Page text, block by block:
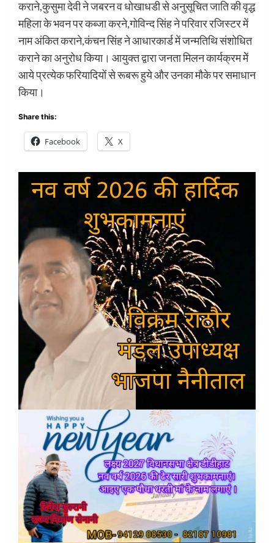
कराने,कुसुमा देवी ने जबरन व धोखाधडी से अनुसूचित जाति की वृद्ध
महिला के भवन पर कब्जा करने,गोविन्द सिंह ने परिवार रजिस्टर में
नाम अंकित कराने,कंचन सिंह ने आधारकार्ड में जन्मतिथि संशोधित
कराने का अनुरोध किया। आयुक्त द्वारा जनता मिलन कार्यक्रम मेें
आये प्रत्येक फरियादियों से रूबरू हुये और उनका मौके पर समाधान
किया।
Share this:
Facebook X